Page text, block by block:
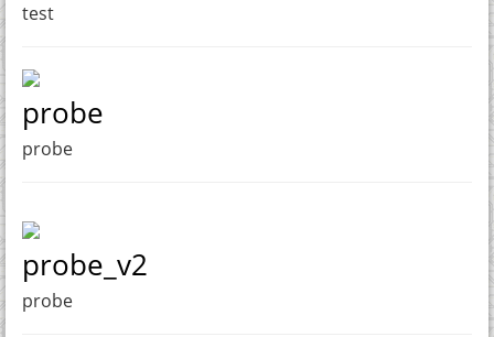
test
probe
probe
probe_v2
probe